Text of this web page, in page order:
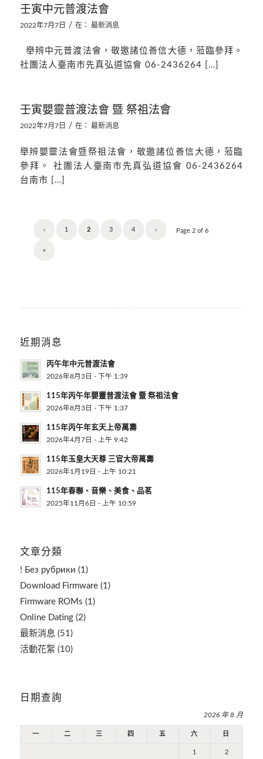
壬寅中元普渡法會
2022年7月7日 / 在： 最新消息
舉辨中元普渡法會，敬邀諸位善信大德，蒞臨參拜。
社團法人臺南市先真弘道協會 06-2436264 […]
壬寅嬰靈普渡法會 暨 祭祖法會
2022年7月7日 / 在： 最新消息
舉辨嬰靈法會暨祭祖法會，敬邀諸位善信大德，蒞臨
參拜。 社團法人臺南市先真弘道協會 06-2436264
台南市 […]
Page 2 of 6
‹ 1 2 3 4 ›
»
近期消息
丙午年中元普渡法會
2026年8月3日 - 下午 1:39
115年丙午年嬰靈普渡法會 暨 祭祖法會
2026年8月3日 - 下午 1:37
115年丙午年玄天上帝萬壽
2026年4月7日 - 上午 9:42
115年玉皇大天尊 三官大帝萬壽
2026年1月19日 - 上午 10:21
115年春聯、音樂、美食、品茗
2025年11月6日 - 上午 10:59
文章分類
! Без рубрики (1)
Download Firmware(1)
Firmware ROMs (1)
Online Dating(2)
最新消息 (51)
活動花絮 (10)
日期查詢
2026 年 8 月
一 二 三 四 五 六 日
1 2